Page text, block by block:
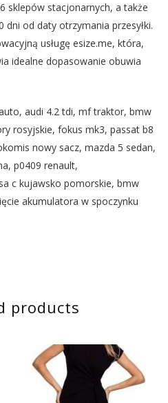
sklepów stacjonarnych, a także
od daty otrzymania przesyłki.
usługę esize.me, która,
idealne dopasowanie obuwia
audi 4.2 tdi, mf traktor, bmw
rosyjskie, fokus mk3, passat b8
nowy sacz, mazda 5 sedan,
p0409 renault,
c kujawsko pomorskie, bmw
akumulatora w spoczynku
products